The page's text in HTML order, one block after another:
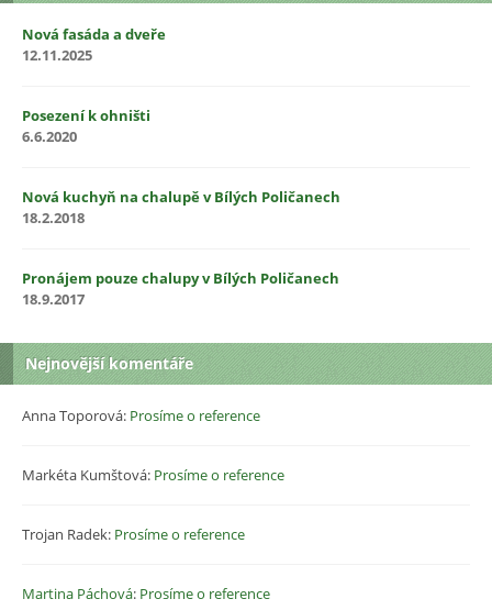
Nová fasáda a dveře
12.11.2025
Posezení k ohništi
6.6.2020
Nová kuchyň na chalupě v Bílých Poličanech
18.2.2018
Pronájem pouze chalupy v Bílých Poličanech
18.9.2017
Nejnovější komentáře
Anna Toporová: Prosíme o reference
Markéta Kumštová: Prosíme o reference
Trojan Radek: Prosíme o reference
Martina Páchová: Prosíme o reference